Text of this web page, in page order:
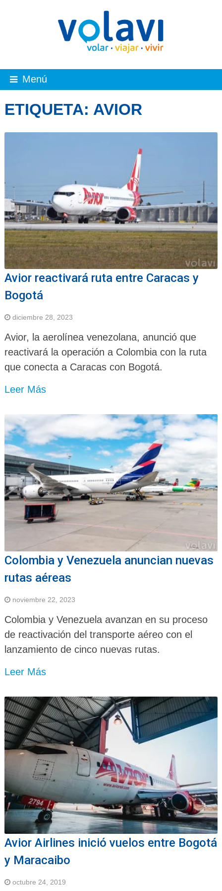
Menú
ETIQUETA: AVIOR
Avior reactivará ruta entre Caracas y
Bogotá
diciembre 28, 2023
Avior, la aerolínea venezolana, anunció que
reactivará la operación a Colombia con la ruta
que conecta a Caracas con Bogotá.
Leer Más
Colombia y Venezuela anuncian nuevas
rutas aéreas
noviembre 22, 2023
Colombia y Venezuela avanzan en su proceso
de reactivación del transporte aéreo con el
lanzamiento de cinco nuevas rutas.
Leer Más
Avior Airlines inició vuelos entre Bogotá
y Maracaibo
octubre 24, 2019